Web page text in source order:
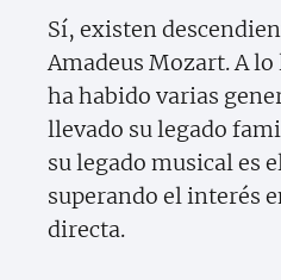
Sí, existen
Amadeus Mozart. A
ha habido varias
llevado su legado
su legado musical es
superando el interés
directa.